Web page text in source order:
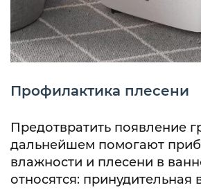
Профилактика плесени
Предотвратить появление
дальнейшем помогают
влажности и плесени в
относятся: принудительная